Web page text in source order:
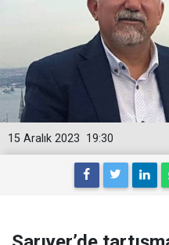
19:30
15 Aralık 2023